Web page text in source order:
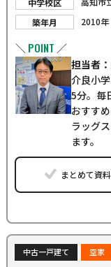
中学校区
築年月
2010年
＼ POINT ／
担当者
介良小
5分。毎
おすす
ラッグ
ます。
まとめて資
中古一戸建て 空家